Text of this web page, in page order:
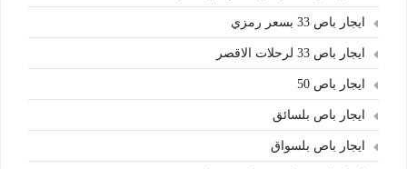
ايجار باص 33 بسعر رمزي
ايجار باص 33 لرحلات الاقصر
ايجار باص 50
ايجار باص بلسائق
ايجار باص بلسواق